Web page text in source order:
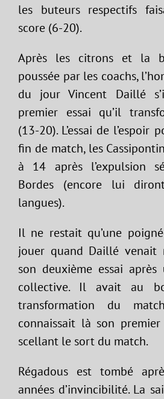
les buteurs respectifs
score (6-20).
Après les citrons et la
poussée par les coachs,
du jour Vincent Daillé
premier essai qu’il
(13-20). L’essai de l’espoir
fin de match, les
à 14 après l’expulsion
Bordes (encore lui
langues).
Il ne restait qu’une
jouer quand Daillé venait
son deuxième essai
collective. Il avait au
transformation du
connaissait là son
scellant le sort du match.
Régadous est tombé
années d’invincibilité. La